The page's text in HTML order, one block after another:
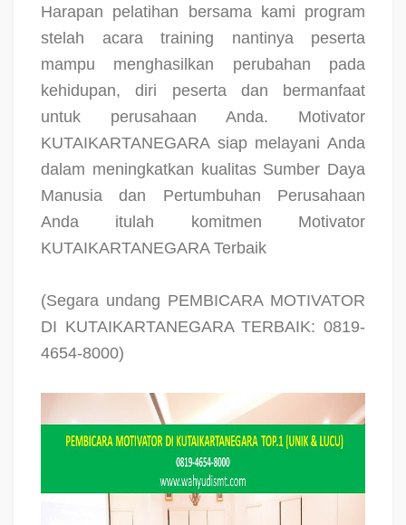
Harapan pelatihan bersama kami program
stelah acara training nantinya peserta
mampu menghasilkan perubahan pada
kehidupan, diri peserta dan bermanfaat
untuk perusahaan Anda. Motivator
KUTAIKARTANEGARA siap melayani Anda
dalam meningkatkan kualitas Sumber Daya
Manusia dan Pertumbuhan Perusahaan
Anda itulah komitmen Motivator
KUTAIKARTANEGARA Terbaik
(Segara undang PEMBICARA MOTIVATOR
DI KUTAIKARTANEGARA TERBAIK: 0819-
4654-8000)